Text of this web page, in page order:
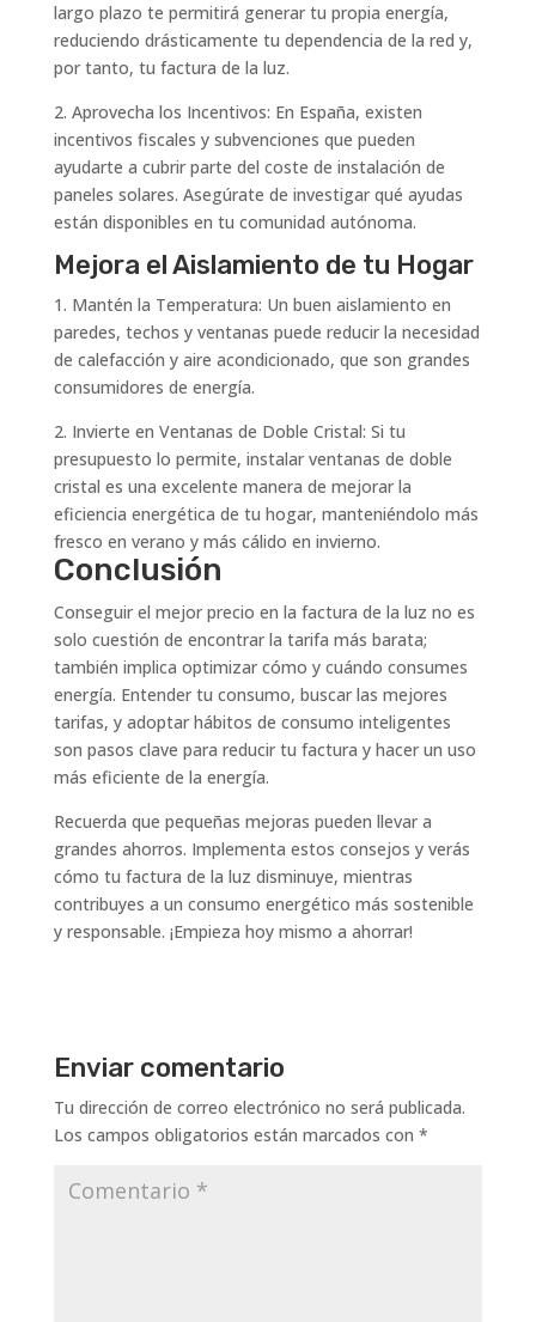
largo plazo te permitirá generar tu propia energía,
reduciendo drásticamente tu dependencia de la red y,
por tanto, tu factura de la luz.
2. Aprovecha los Incentivos: En España, existen
incentivos fiscales y subvenciones que pueden
ayudarte a cubrir parte del coste de instalación de
paneles solares. Asegúrate de investigar qué ayudas
están disponibles en tu comunidad autónoma.
Mejora el Aislamiento de tu Hogar
1. Mantén la Temperatura: Un buen aislamiento en
paredes, techos y ventanas puede reducir la necesidad
de calefacción y aire acondicionado, que son grandes
consumidores de energía.
2. Invierte en Ventanas de Doble Cristal: Si tu
presupuesto lo permite, instalar ventanas de doble
cristal es una excelente manera de mejorar la
eficiencia energética de tu hogar, manteniéndolo más
fresco en verano y más cálido en invierno.
Conclusión
Conseguir el mejor precio en la factura de la luz no es
solo cuestión de encontrar la tarifa más barata;
también implica optimizar cómo y cuándo consumes
energía. Entender tu consumo, buscar las mejores
tarifas, y adoptar hábitos de consumo inteligentes
son pasos clave para reducir tu factura y hacer un uso
más eficiente de la energía.
Recuerda que pequeñas mejoras pueden llevar a
grandes ahorros. Implementa estos consejos y verás
cómo tu factura de la luz disminuye, mientras
contribuyes a un consumo energético más sostenible
y responsable. ¡Empieza hoy mismo a ahorrar!
Enviar comentario
Tu dirección de correo electrónico no será publicada.
Los campos obligatorios están marcados con *